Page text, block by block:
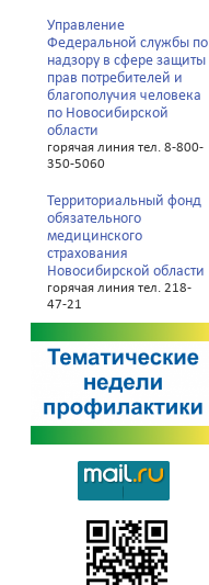
Управление
Федеральной службы по
надзору в сфере защиты
прав потребителей и
благополучия человека
по Новосибирской
области
горячая линия тел. 8-800-
350-5060
Территориальный фонд
обязательного
медицинского
страхования
Новосибирской области
горячая линия тел. 218-
47-21